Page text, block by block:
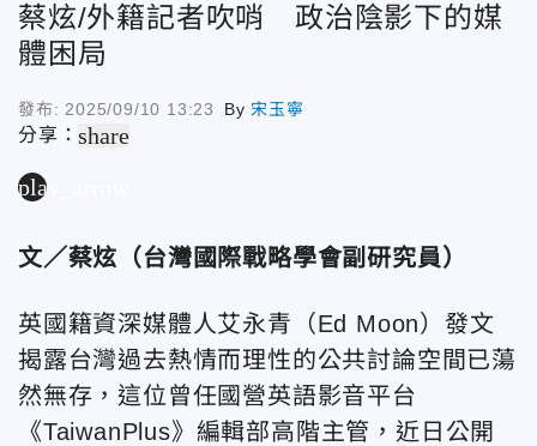
蔡炫/外籍記者吹哨 政治陰影下的媒
體困局
發布: 2025/09/10 13:23 By 宋玉寧
分享：share
play_arrow
文／蔡炫（台灣國際戰略學會副研究員）
英國籍資深媒體人艾永青（Ed Moon）發文
揭露台灣過去熱情而理性的公共討論空間已蕩
然無存，這位曾任國營英語影音平台
《TaiwanPlus》編輯部高階主管，近日公開